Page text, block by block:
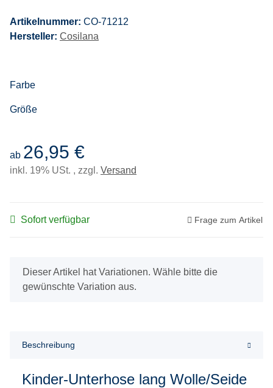
Artikelnummer: CO-71212
Hersteller: Cosilana
Farbe
Größe
ab 26,95 €
inkl. 19% USt. , zzgl. Versand
Sofort verfügbar Frage zum Artikel
xDieser Artikel hat Variationen. Wähle bitte die
gewünschte Variation aus.
Beschreibung
Kinder-Unterhose lang Wolle/Seide